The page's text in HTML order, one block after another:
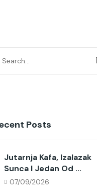
Posts
Jutarnja Kafa, Izalazak
Sunca I Jedan Od ...
07/09/2026